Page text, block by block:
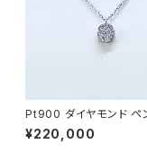
Pt900 ダイヤモンド ペ
ネックレス
¥220,000